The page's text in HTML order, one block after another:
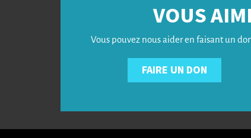
VOUS
Vous pouvez nous aider en faisant un
FAIRE UN DON